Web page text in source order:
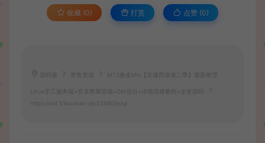
收藏 (0) 打赏 点赞 (0)
寄售资源 MT3换皮MH【笑傲西游第二季】最新整理
Linux手工服务端+安卓苹果双端+GM后台+详细搭建教程+全套源码
https://wd.51boshao.vip/23890/jszy/